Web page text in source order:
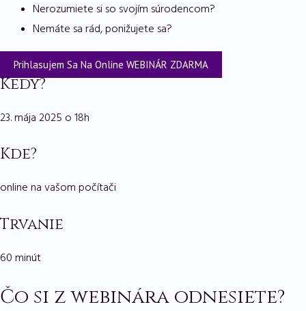
Nerozumiete si so svojím súrodencom?
Nemáte sa rád, ponižujete sa?
Prihlasujem Sa Na Online WEBINÁR ZDARMA
Kedy?
23. mája 2025 o 18h
Kde?
online na vašom počítači
Trvanie
60 minút
Čo si z webinára odnesiete?